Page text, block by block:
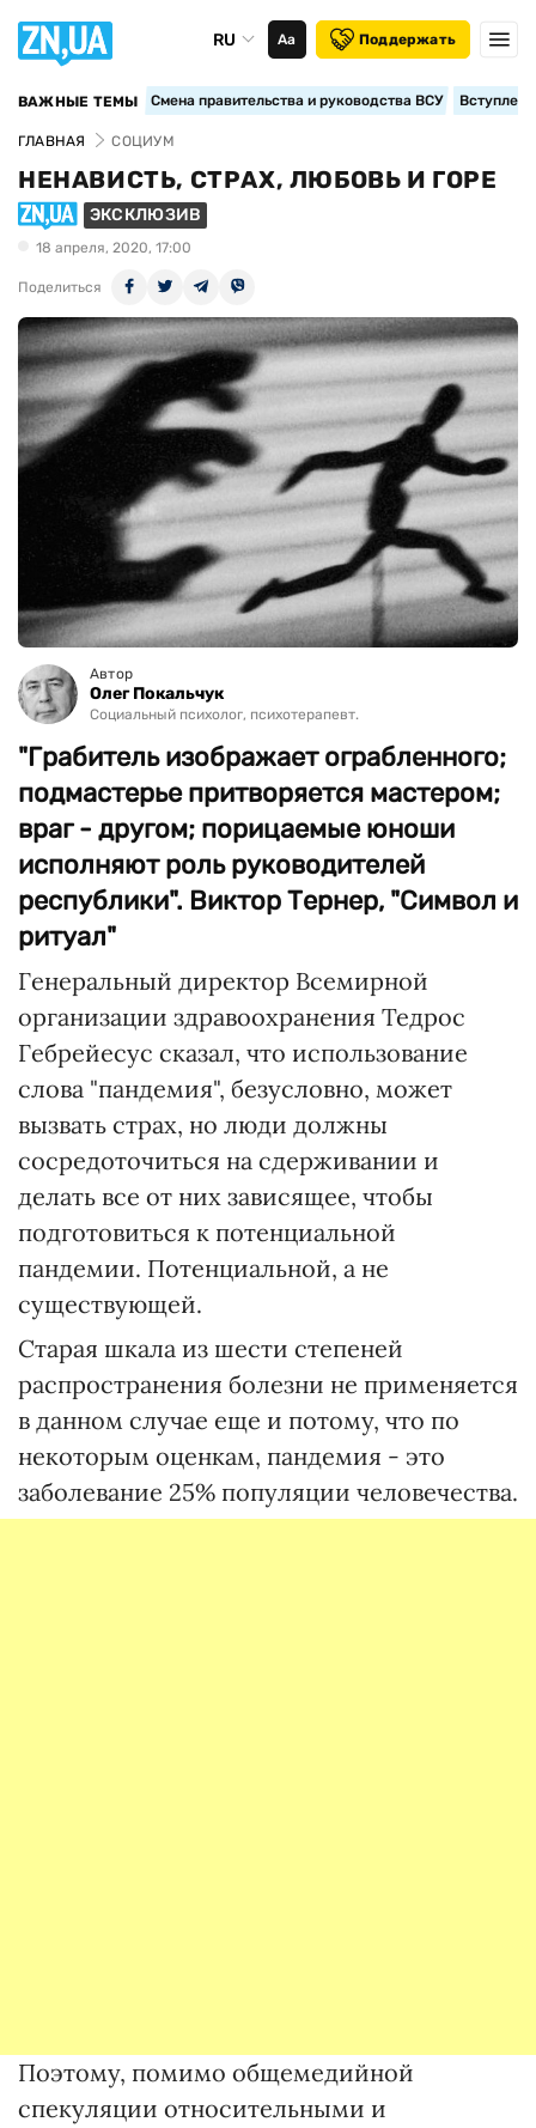
RU Аа Поддержать
ВАЖНЫЕ ТЕМЫ Смена правительства и руководства ВСУ
ГЛАВНАЯ СОЦИУМ
НЕНАВИСТЬ, СТРАХ, ЛЮБОВЬ И ГОРЕ
ЭКСКЛЮЗИВ
18 апреля, 2020, 17:00
Поделиться
Автор
Олег Покальчук
Социальный психолог, психотерапевт.
"Грабитель изображает ограбленного;
подмастерье притворяется мастером;
враг - другом; порицаемые юноши
исполняют роль руководителей
республики". Виктор Тернер, "Символ и
ритуал"
Генеральный директор Всемирной
организации здравоохранения Тедрос
Гебрейесус сказал, что использование
слова "пандемия", безусловно, может
вызвать страх, но люди должны
сосредоточиться на сдерживании и
делать все от них зависящее, чтобы
подготовиться к потенциальной
пандемии. Потенциальной, а не
существующей.
Старая шкала из шести степеней
распространения болезни не применяется
в данном случае еще и потому, что по
некоторым оценкам, пандемия - это
заболевание 25% популяции человечества.
Поэтому, помимо общемедийной
спекуляции относительными и